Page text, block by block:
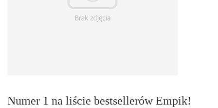
Numer 1 na liście bestsellerów Empik!